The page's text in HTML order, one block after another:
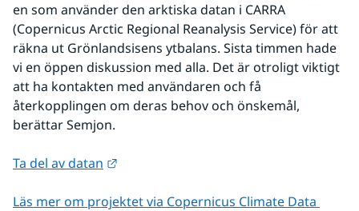
en som använder den arktiska datan i CARRA
(Copernicus Arctic Regional Reanalysis Service) för att
räkna ut Grönlandsisens ytbalans. Sista timmen hade
vi en öppen diskussion med alla. Det är otroligt viktigt
att ha kontakten med användaren och få
återkopplingen om deras behov och önskemål,
berättar Semjon.
Ta del av datan
Läs mer om projektet via Copernicus Climate Data